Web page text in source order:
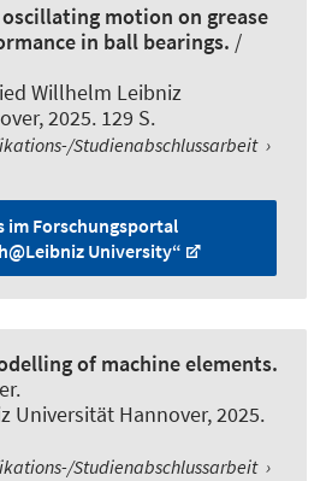
motion on grease
in ball bearings. /
Willhelm Leibniz
2025. 129 S.
Studienabschlussarbeit ›
im Forschungsportal
University“
of machine elements.
.
Universität Hannover, 2025.
Studienabschlussarbeit ›